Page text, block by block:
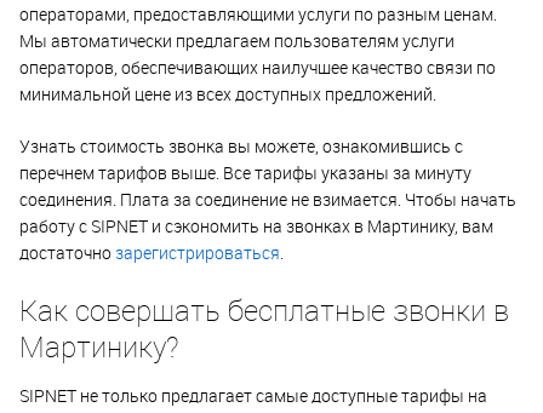
операторами, предоставляющими услуги по разным ценам.
Мы автоматически предлагаем пользователям услуги
операторов, обеспечивающих наилучшее качество связи по
минимальной цене из всех доступных предложений.
Узнать стоимость звонка вы можете, ознакомившись с
перечнем тарифов выше. Все тарифы указаны за минуту
соединения. Плата за соединение не взимается. Чтобы начать
работу с SIPNET и сэкономить на звонках в Мартинику, вам
достаточно зарегистрироваться.
Как совершать бесплатные звонки в
Мартинику?
SIPNET не только предлагает самые доступные тарифы на